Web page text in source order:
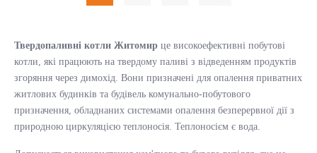
Твердопаливні котли Житомир це високоефективні побутові
котли, які працюють на твердому паливі з відведенням продуктів
згоряння через димохід. Вони призначені для опалення приватних
житлових будинків та будівель комунально-побутового
призначення, обладнаних системами опалення безперервної дії з
природною циркуляцією теплоносія. Теплоносієм є вода.